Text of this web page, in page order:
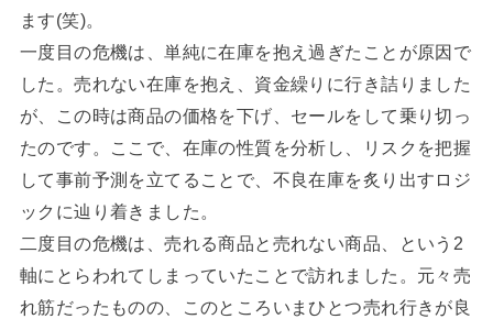
ます(笑)。
一度目の危機は、単純に在庫を抱え過ぎたことが原因で
した。売れない在庫を抱え、資金繰りに行き詰りました
が、この時は商品の価格を下げ、セールをして乗り切っ
たのです。ここで、在庫の性質を分析し、リスクを把握
して事前予測を立てることで、不良在庫を炙り出すロジ
ックに辿り着きました。
二度目の危機は、売れる商品と売れない商品、という2
軸にとらわれてしまっていたことで訪れました。元々売
れ筋だったものの、このところいまひとつ売れ行きが良